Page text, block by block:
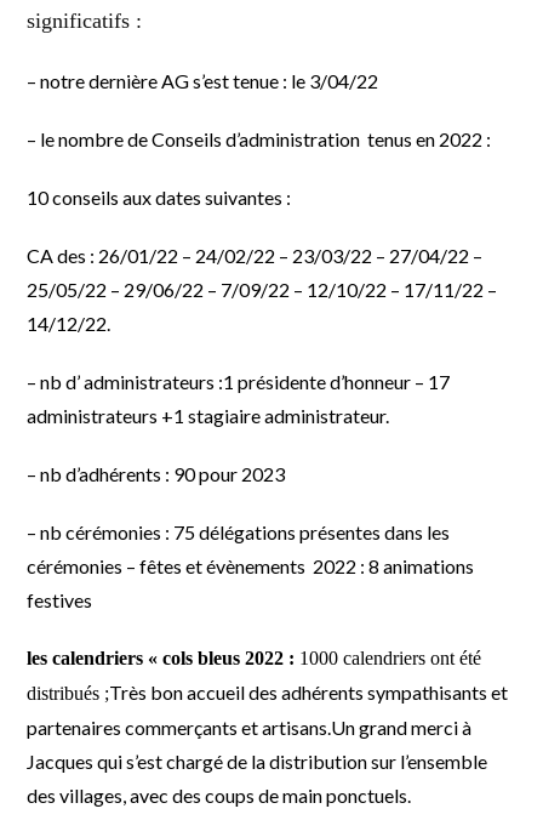
significatifs :
– notre dernière AG s’est tenue : le 3/04/22
– le nombre de Conseils d’administration tenus en 2022 :
10 conseils aux dates suivantes :
CA des : 26/01/22 – 24/02/22 – 23/03/22 – 27/04/22 –
25/05/22 – 29/06/22 – 7/09/22 – 12/10/22 – 17/11/22 –
14/12/22.
– nb d’ administrateurs :1 présidente d’honneur – 17
administrateurs +1 stagiaire administrateur.
– nb d’adhérents : 90 pour 2023
– nb cérémonies : 75 délégations présentes dans les
cérémonies – fêtes et évènements 2022 :8 animations
festives
les calendriers « cols bleus 2022 : 1000 calendriers ont été
distribués ;Très bon accueil des adhérents sympathisants et
partenaires commerçants et artisans.Un grand merci à
Jacques qui s’est chargé de la distribution sur l’ensemble
des villages, avec des coups de main ponctuels.